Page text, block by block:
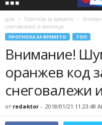
дом Прогноза за времето
снеговалежи и виелици
ПРОГНОЗА ЗА ВРЕМЕТО ТОП
Внимание!
оранжев код
снеговалежи
от redaktor - 2018/01/21 11:23:48